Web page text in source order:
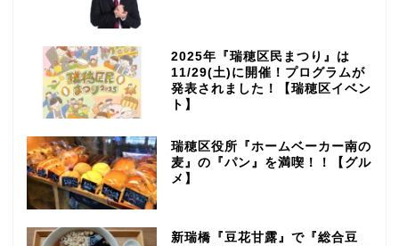
2025年『瑞穂区民まつり』は
11/29(土)に開催！プログラムが
発表されました！【瑞穂区イベン
ト】
瑞穂区役所『ホームベーカー南の
麦』の『パン』を満喫！！【グル
メ】
新瑞橋『豆花甘露』で『総合豆